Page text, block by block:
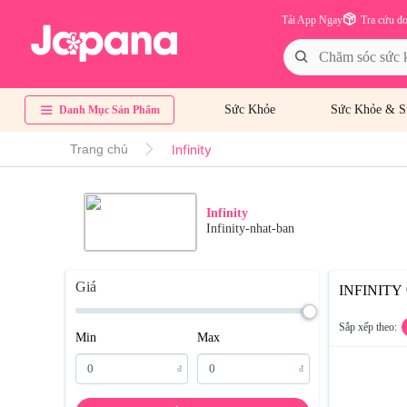
Tra cứu
Tải App Ngay
Danh Mục Sản Phẩm Sức Khỏe Sức Khỏe &
Trang chủ Infinity
Infinity
Infinity-nhat-ban
Giá
Min
đ
Max
đ
INFINITY
Sắp xếp theo: